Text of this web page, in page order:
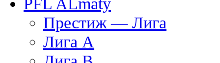
Престиж — Лига
Лига А